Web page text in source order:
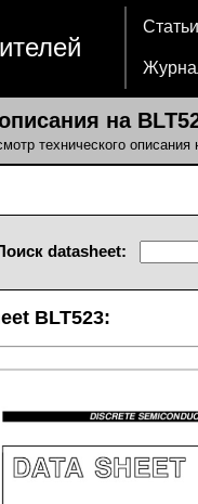
Статьи
на
технического описания
datasheet:
BLT523: